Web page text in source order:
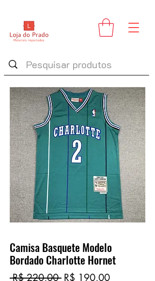
Camisa Basquete Modelo
Bordado Charlotte Hornet
R$ 220,00 Preço
R$ 190,00Preço